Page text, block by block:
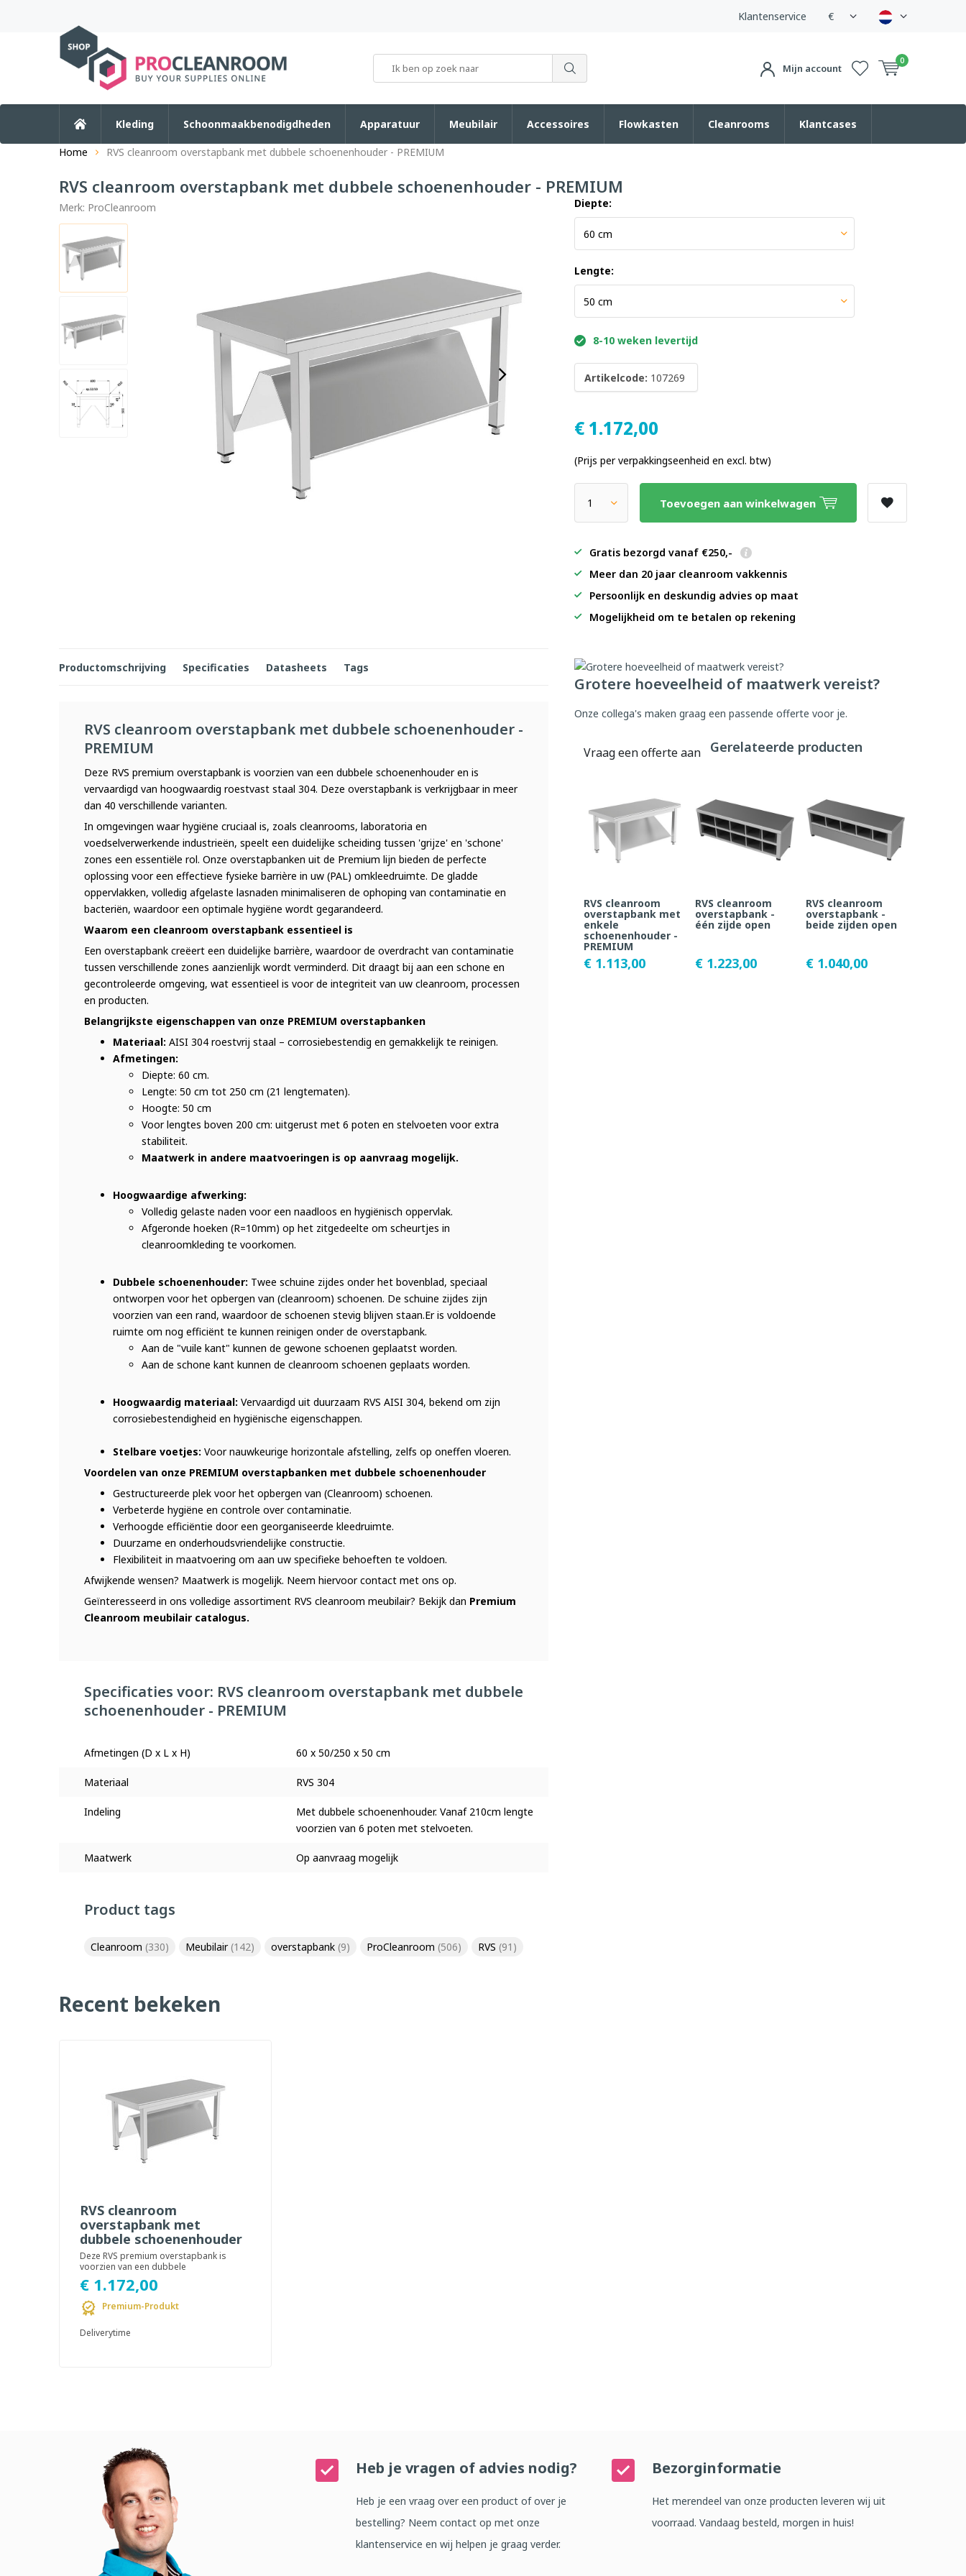
Klantenservice €
Mijn account
0
Kleding Schoonmaakbenodigdheden Apparatuur Meubilair Accessoires Flowkasten Cleanrooms Klantcases
Home RVS cleanroom overstapbank met dubbele schoenenhouder - PREMIUM
RVS cleanroom overstapbank met dubbele schoenenhouder - PREMIUM
Merk: ProCleanroom Diepte:
Lengte:
8-10 weken levertijd
Artikelcode: 107269
€ 1.172,00
(Prijs per verpakkingseenheid en excl. btw)
Toevoegen aan winkelwagen
Gratis bezorgd vanaf €250,-
Meer dan 20 jaar cleanroom vakkennis
Persoonlijk en deskundig advies op maat
Mogelijkheid om te betalen op rekening
Productomschrijving Specificaties Datasheets Tags
RVS cleanroom overstapbank met dubbele schoenenhouder -
PREMIUM
Deze RVS premium overstapbank is voorzien van een dubbele schoenenhouder en is
vervaardigd van hoogwaardig roestvast staal 304. Deze overstapbank is verkrijgbaar in meer
dan 40 verschillende varianten.
In omgevingen waar hygiëne cruciaal is, zoals cleanrooms, laboratoria en
voedselverwerkende industrieën, speelt een duidelijke scheiding tussen 'grijze' en 'schone'
zones een essentiële rol. Onze overstapbanken uit de Premium lijn bieden de perfecte
oplossing voor een effectieve fysieke barrière in uw (PAL) omkleedruimte. De gladde
oppervlakken, volledig afgelaste lasnaden minimaliseren de ophoping van contaminatie en
bacteriën, waardoor een optimale hygiëne wordt gegarandeerd.
Waarom een cleanroom overstapbank essentieel is
Een overstapbank creëert een duidelijke barrière, waardoor de overdracht van contaminatie
tussen verschillende zones aanzienlijk wordt verminderd. Dit draagt bij aan een schone en
gecontroleerde omgeving, wat essentieel is voor de integriteit van uw cleanroom, processen
en producten.
Belangrijkste eigenschappen van onze PREMIUM overstapbanken
Materiaal: AISI 304 roestvrij staal – corrosiebestendig en gemakkelijk te reinigen.
Afmetingen:
Diepte: 60 cm.
Lengte: 50 cm tot 250 cm (21 lengtematen).
Hoogte: 50 cm
Voor lengtes boven 200 cm: uitgerust met 6 poten en stelvoeten voor extra
stabiliteit.
Maatwerk in andere maatvoeringen is op aanvraag mogelijk.
Hoogwaardige afwerking:
Volledig gelaste naden voor een naadloos en hygiënisch oppervlak.
Afgeronde hoeken (R=10mm) op het zitgedeelte om scheurtjes in
cleanroomkleding te voorkomen.
Dubbele schoenenhouder: Twee schuine zijdes onder het bovenblad, speciaal
ontworpen voor het opbergen van (cleanroom) schoenen. De schuine zijdes zijn
voorzien van een rand, waardoor de schoenen stevig blijven staan.Er is voldoende
ruimte om nog efficiënt te kunnen reinigen onder de overstapbank.
Aan de "vuile kant" kunnen de gewone schoenen geplaatst worden.
Aan de schone kant kunnen de cleanroom schoenen geplaats worden.
Hoogwaardig materiaal: Vervaardigd uit duurzaam RVS AISI 304, bekend om zijn
corrosiebestendigheid en hygiënische eigenschappen.
Stelbare voetjes: Voor nauwkeurige horizontale afstelling, zelfs op oneffen vloeren.
Voordelen van onze PREMIUM overstapbanken met dubbele schoenenhouder
Gestructureerde plek voor het opbergen van (Cleanroom) schoenen.
Verbeterde hygiëne en controle over contaminatie.
Verhoogde efficiëntie door een georganiseerde kleedruimte.
Duurzame en onderhoudsvriendelijke constructie.
Flexibiliteit in maatvoering om aan uw specifieke behoeften te voldoen.
Afwijkende wensen? Maatwerk is mogelijk. Neem hiervoor contact met ons op.
Geïnteresseerd in ons volledige assortiment RVS cleanroom meubilair? Bekijk dan Premium
Cleanroom meubilair catalogus.
Specificaties voor: RVS cleanroom overstapbank met dubbele
schoenenhouder - PREMIUM
Afmetingen (D x L x H) 60 x 50/250 x 50 cm
Materiaal RVS 304
Indeling
Met dubbele schoenenhouder. Vanaf 210cm lengte
voorzien van 6 poten met stelvoeten.
Maatwerk Op aanvraag mogelijk
Product tags
Cleanroom (330) Meubilair(142) overstapbank (9) ProCleanroom (506) RVS (91)
Grotere hoeveelheid of maatwerk vereist?
Onze collega's maken graag een passende offerte voor je.
Vraag een offerte aan Gerelateerde producten
RVS cleanroom
overstapbank met
enkele
schoenenhouder -
PREMIUM
€ 1.113,00
RVS cleanroom
overstapbank -
één zijde open
€ 1.223,00
RVS cleanroom
overstapbank -
beide zijden open
€ 1.040,00
Recent bekeken
RVS cleanroom
overstapbank met
dubbele schoenenhouder
- PREMIUM
Deze RVS premium overstapbank is
voorzien van een dubbele
schoenenhouder en is vervaardig...
€ 1.172,00
Premium-Produkt
Deliverytime
Heb je vragen of advies nodig?
Heb je een vraag over een product of over je
bestelling? Neem contact op met onze
klantenservice en wij helpen je graag verder.
Bezorginformatie
Het merendeel van onze producten leveren wij uit
voorraad. Vandaag besteld, morgen in huis!